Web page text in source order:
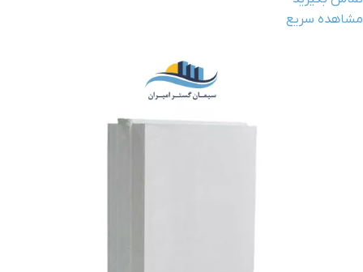
مشاهده سریع